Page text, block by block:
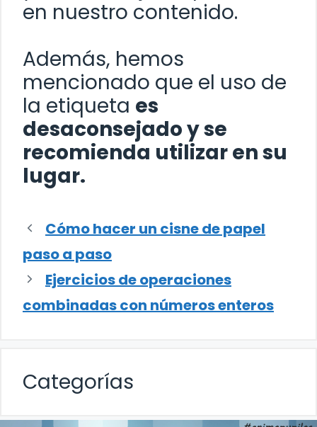
en nuestro contenido.
Además, hemos
mencionado que el uso de
la etiqueta es
desaconsejado y se
recomienda utilizaren su
lugar.
Cómo hacer un cisne de papel
paso a paso
Ejercicios de operaciones
combinadas con números enteros
Categorías